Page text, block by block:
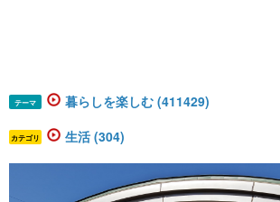
テーマ 暮らしを楽しむ (411429)
カテゴリ 生活 (304)